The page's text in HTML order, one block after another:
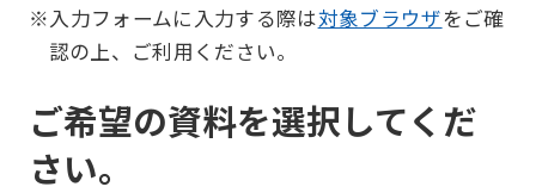
※入力フォームに入力する際は対象ブラウザをご確
認の上、ご利用ください。
ご希望の資料を選択してくだ
さい。